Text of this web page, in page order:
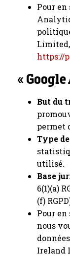
Pour en
https://
«
But du
permet
Type
utilisé.
Base
6(1)(a)
(f)
Pour en
nous
Ireland